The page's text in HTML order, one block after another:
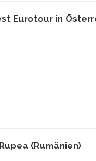
Eurotour in
(Rumänien)